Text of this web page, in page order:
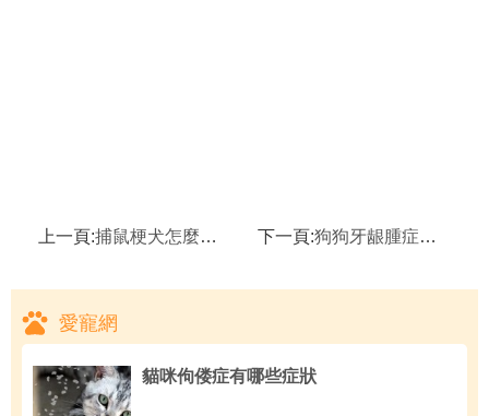
上一頁:捕鼠梗犬怎麼訓練,捕鼠梗犬哪裡賣 下一頁:狗狗牙龈腫症狀及防治,訓練狗狗和善對待客人
愛寵網
貓咪佝偻症有哪些症狀